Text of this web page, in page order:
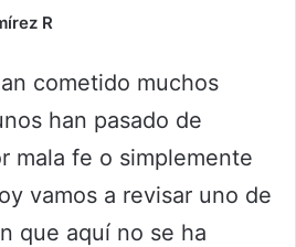
R
cometido muchos
han pasado de
mala fe o simplemente
vamos a revisar uno de
que aquí no se ha